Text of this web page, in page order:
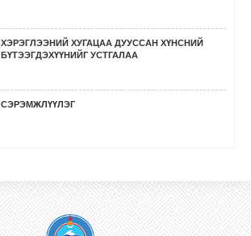
ХЭРЭГЛЭЭНИЙ ХУГАЦАА ДУУССАН ХҮНСНИЙ
БҮТЭЭГДЭХҮҮНИЙГ УСТГАЛАА
СЭРЭМЖЛҮҮЛЭГ
ГҮЙЦЭТГЭЛИЙН ХЯНАЛТ ШАЛГАЛТ ХИЙЛЭЭ.